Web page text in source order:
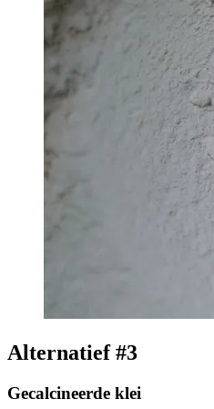
Alternatief #3
Gecalcineerde klei